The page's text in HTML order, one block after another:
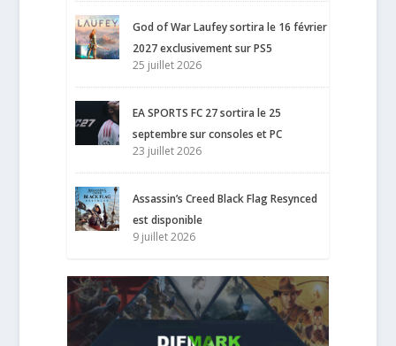
God of War Laufey sortira le 16 février
2027 exclusivement sur PS5
25 juillet 2026
EA SPORTS FC 27 sortira le 25
septembre sur consoles et PC
23 juillet 2026
Assassin’s Creed Black Flag Resynced
est disponible
9 juillet 2026